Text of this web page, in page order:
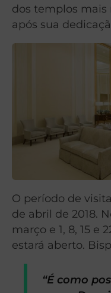
dos templos
após sua
O período de
de abril de 2018.
março e 1, 8, 15 e
estará aberto.
“É como